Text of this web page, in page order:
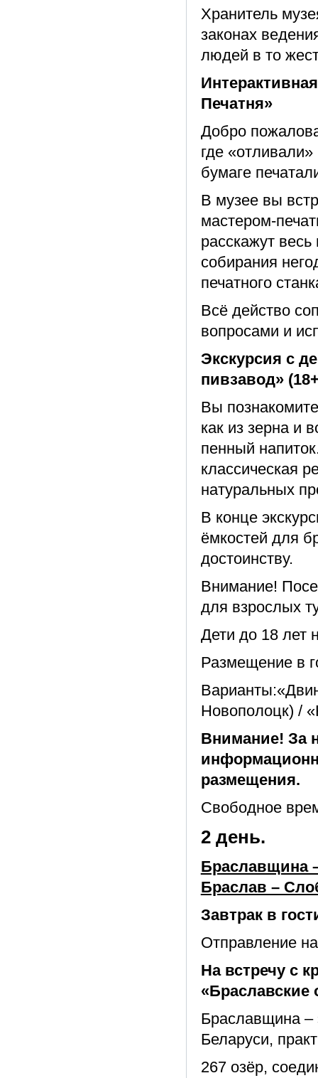
Хранитель
законах
людей в то
Печатня»
Добро
где
бумаге
В музее вы
мастером-
расскажут
собирания
печатного
Всё действо
вопросами и
Экскурсия с
пивзавод»
Вы
как из зерна и
пенный
классическая
натуральных
В конце
ёмкостей для
достоинству.
Внимание!
для взрослых
Дети до 18 лет
Размещение в
Новополоцк) /
Внимание! За
размещения.
Свободное
2 день.
Браславщина
Браслав –
Завтрак в
Отправление
На встречу с
«Браславские
Браславщина –
Беларуси,
267 озёр,